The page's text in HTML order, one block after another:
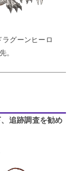
グーンヒーロ
。
追跡調査を勧め